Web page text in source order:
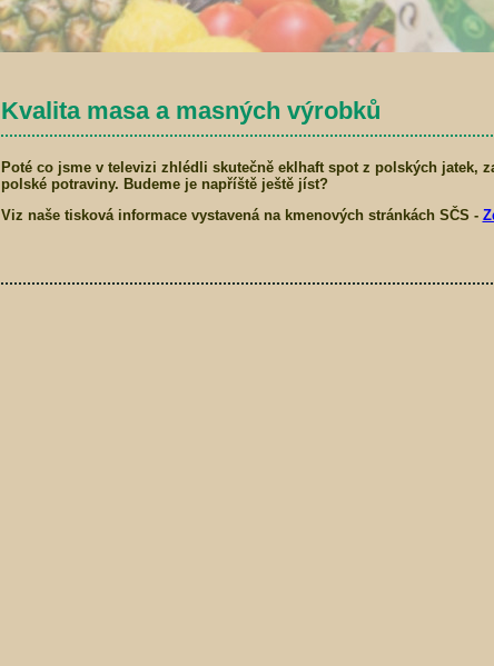
Kvalita masa a masných výrobků
Poté co jsme v televizi zhlédli skutečně eklhaft spot z polských jatek,
polské potraviny. Budeme je napříště ještě jíst?
Viz naše tisková informace vystavená na kmenových stránkách SČS -